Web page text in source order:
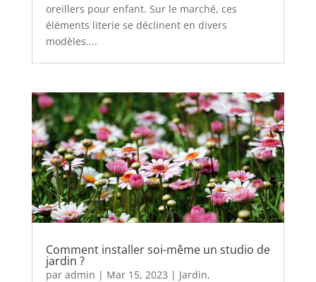
oreillers pour enfant. Sur le marché, ces
éléments literie se déclinent en divers
modèles....
Comment installer soi-même un studio de
jardin ?
par admin | Mar 15, 2023 | Jardin,